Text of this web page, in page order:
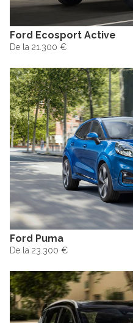
Ford Ecosport Active
De la 21.300 €
Ford Puma
De la 23.300 €